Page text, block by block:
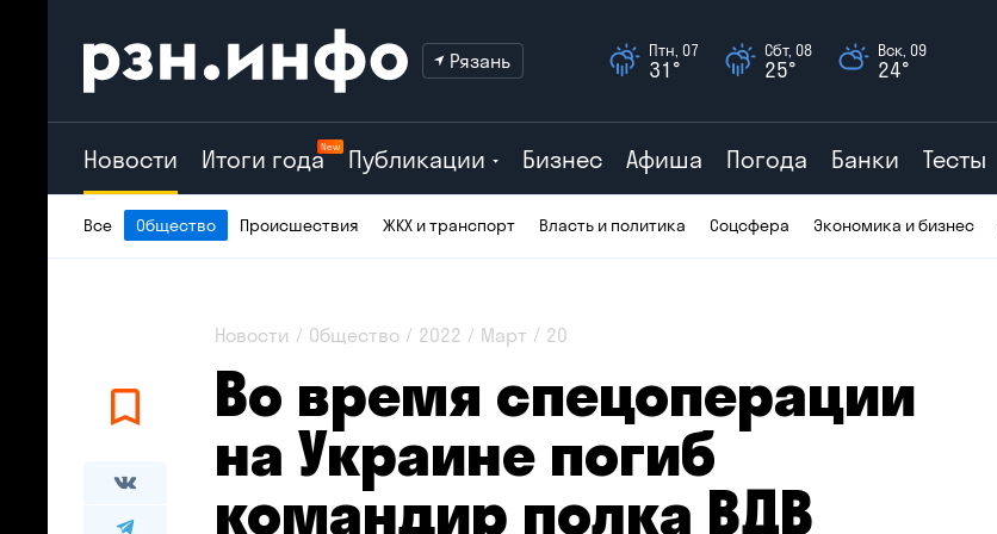
Рязань Птн, 07
31°
Сбт, 08
25°
Вск, 09
24°
Новости Итоги годаNew Публикации Бизнес Афиша Погода Банки Тесты
Все Общество Происшествия ЖКХ и транспорт Власть и политика Соцсфера Экономика и бизнес
Новости Общество 2022 Март 20
Во время спецоперации
на Украине погиб
командир полка ВДВ